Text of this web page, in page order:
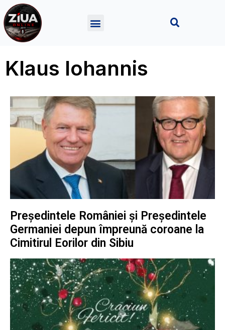
Klaus Iohannis
Președintele României și Președintele
Germaniei depun împreună coroane la
Cimitirul Eorilor din Sibiu